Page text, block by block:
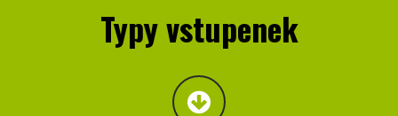
Typy vstupenek